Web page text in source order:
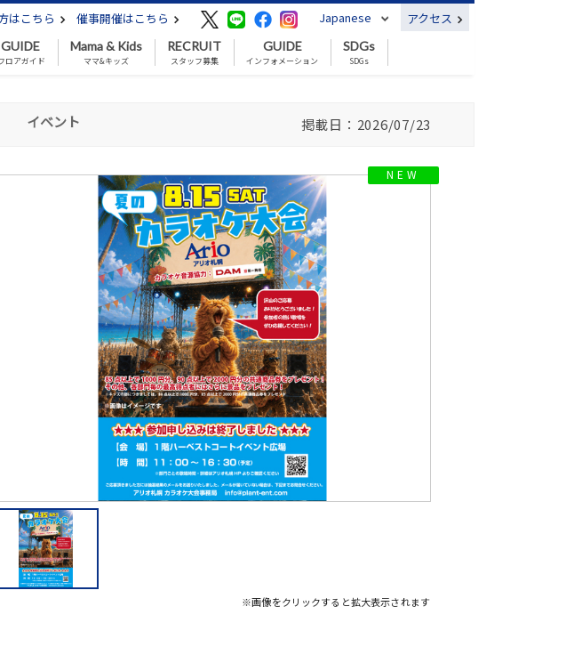
はこちら 催事開催はこちら Japanese アクセス
ロアガイド
Mama & Kids
ママ&キッズ
RECRUIT
スタッフ募集
GUIDE
インフォメーション
SDGs
SDGs
イベント 掲載日：2026/07/23
※画像をクリックすると拡大表示されます